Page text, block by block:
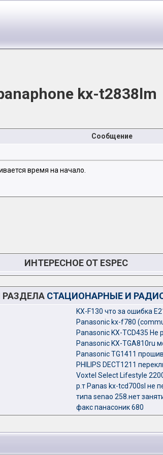
kx-t2838lm
Сообщение
время на начало.
ИНТЕРЕСНОЕ ОТ ESPEC
СТАЦИОНАРНЫЕ И
KX-F130 что за ошибка
Panasonic kx-f780
Panasonic KX-TCD435 Не
Panasonic KX-TGA810ru
Panasonic TG1411
PHILIPS DECT1211
Voxtel Select Lifestyle
р.т Panas kx-tcd700sl не
типа senao 258.нет
факс панасоник 680